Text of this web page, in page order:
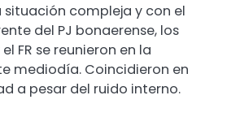
situación compleja y con el
del PJ bonaerense, los
FR se reunieron en la
mediodía. Coincidieron en
a pesar del ruido interno.